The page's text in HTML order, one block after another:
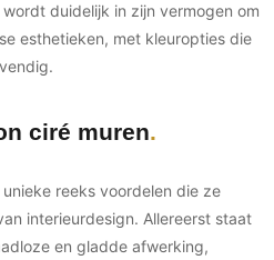
duidelijk in zijn vermogen om
esthetieken, met kleuropties die
ciré muren
reeks voordelen die ze
interieurdesign. Allereerst staat
en gladde afwerking,